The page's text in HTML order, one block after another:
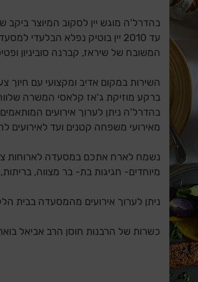
בהדרל'ה מוגש יין לסקוב המיוצר
עד 2010 יין בוטיק נפלא
המשובח של שיראז, קברנה סוביניון
השירות במקום אדיב ומקצועי עם חיוך
ברקע מוזיקת ג'אז קלאסי המשרה
בהדרל'ה ניתן לערוך אירועים
מאירועי משפחה קטנים ועד לאירועים לחברות
נשמח לארח אתכם במסעדה לארוחות
מיוחדים- חגיגות בת- בר מצווה, בריתות,
ניתן לערוך אירועים מהמסעדה בבית הלקוח עד
כשרות של הרבנות חוסן הרב אביאל